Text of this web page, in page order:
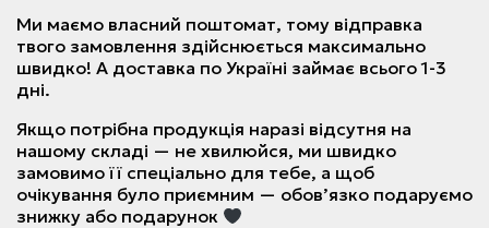
Ми маємо власний поштомат, тому відправка
твого замовлення здійснюється максимально
швидко! А доставка по Україні займає всього 1-3
дні.
Якщо потрібна продукція наразі відсутня на
нашому складі — не хвилюйся, ми швидко
замовимо її спеціально для тебе, а щоб
очікування було приємним — обов’язко подаруємо
знижку або подарунок